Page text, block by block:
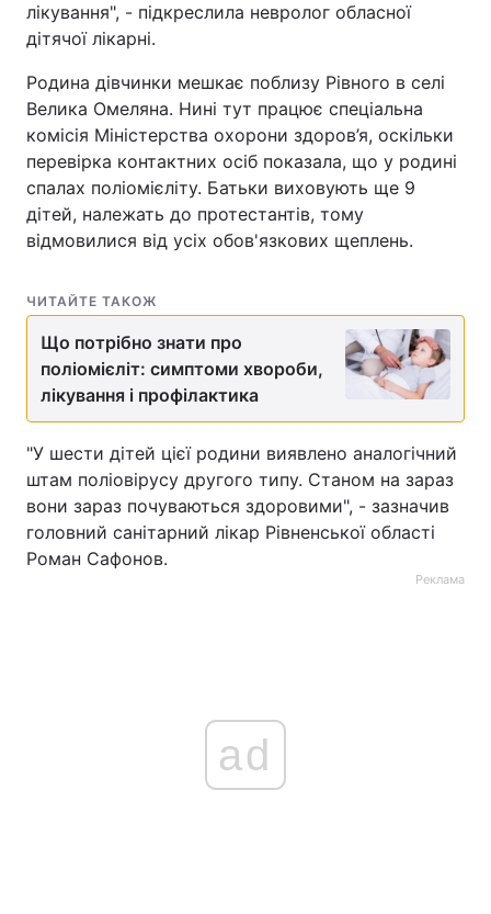
лікування", - підкреслила невролог обласної
дітячої лікарні.
Родина дівчинки мешкає поблизу Рівного в селі
Велика Омеляна. Нині тут працює спеціальна
комісія Міністерства охорони здоров’я, оскільки
перевірка контактних осіб показала, що у родині
спалах поліомієліту. Батьки виховують ще 9
дітей, належать до протестантів, тому
відмовилися від усіх обов'язкових щеплень.
ЧИТАЙТЕ ТАКОЖ
Що потрібно знати про
поліомієліт: симптоми хвороби,
лікування і профілактика
"У шести дітей цієї родини виявлено аналогічний
штам поліовірусу другого типу. Станом на зараз
вони зараз почуваються здоровими", - зазначив
головний санітарний лікар Рівненської області
Роман Сафонов.
Реклама
ad